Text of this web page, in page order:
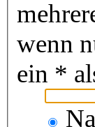
wenn
ein *